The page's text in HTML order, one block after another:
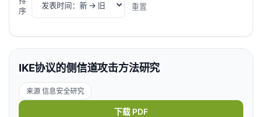
序
重置
IKE协议的侧信道攻击方法研究
来源 信息安全研究
下载 PDF